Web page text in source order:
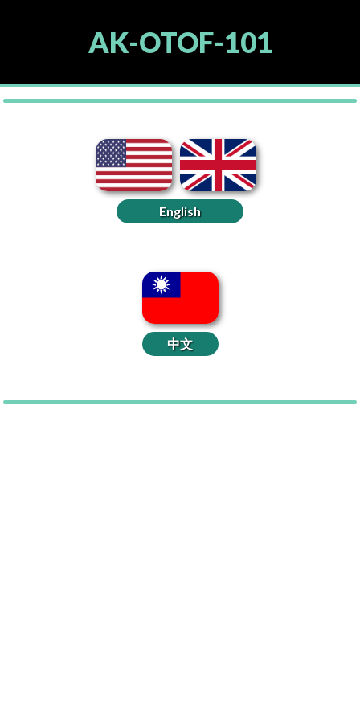
AK-OTOF-101
English
中文